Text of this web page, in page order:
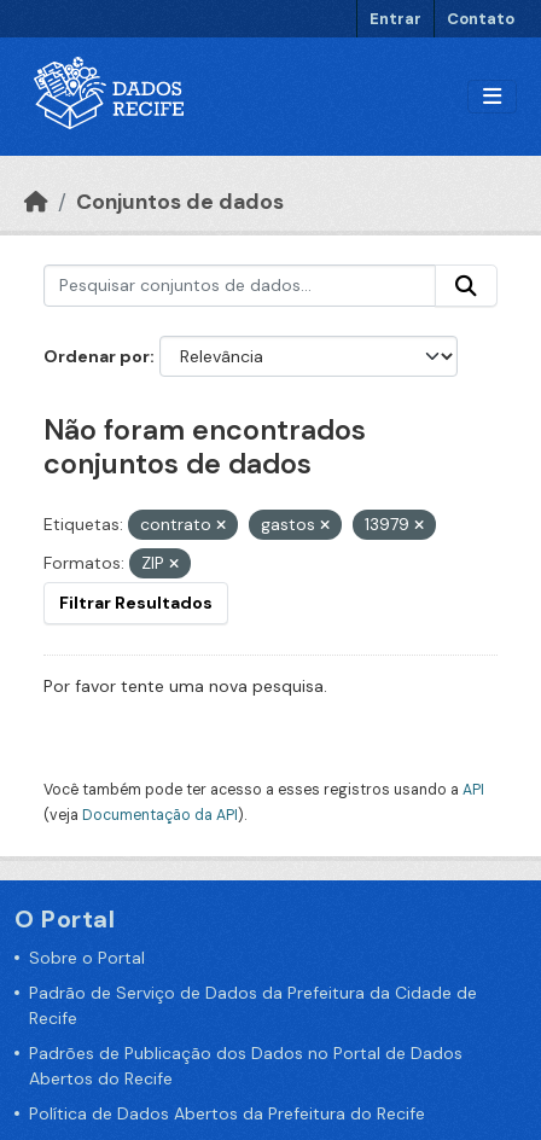
Entrar Contato
Conjuntos de dados
Ordenar por
Não foram encontrados
conjuntos de dados
Etiquetas: contrato gastos
13979
Formatos:
ZIP
Filtrar Resultados
Por favor tente uma nova pesquisa.
Você também pode ter acesso a esses registros usando a API
(veja Documentação da API).
O Portal
Sobre o Portal
Padrão de Serviço de Dados da Prefeitura da Cidade de
Recife
Padrões de Publicação dos Dados no Portal de Dados
Abertos do Recife
Política de Dados Abertos da Prefeitura do Recife